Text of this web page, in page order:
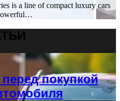
is a line of compact luxury cars
покупкой